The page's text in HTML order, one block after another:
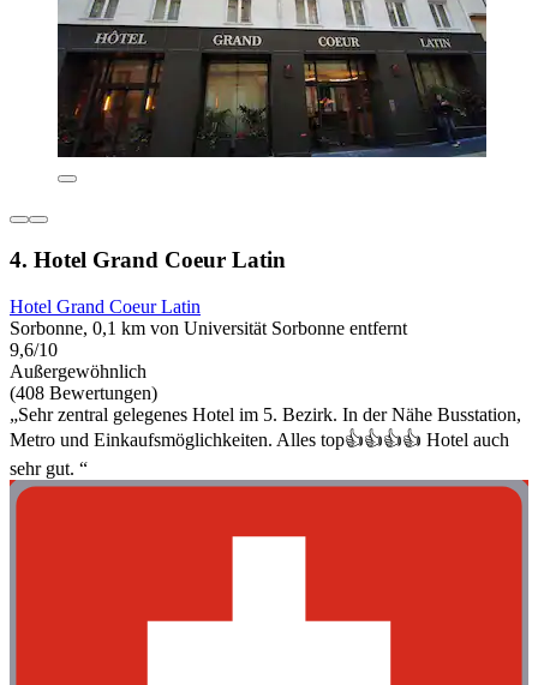
4. Hotel Grand Coeur Latin
Hotel Grand Coeur Latin
Sorbonne, 0,1 km von Universität Sorbonne entfernt
9,6/10
Außergewöhnlich
(408 Bewertungen)
„Sehr zentral gelegenes Hotel im 5. Bezirk. In der Nähe Busstation,
Metro und Einkaufsmöglichkeiten. Alles top👍👍👍👍 Hotel auch
sehr gut. “